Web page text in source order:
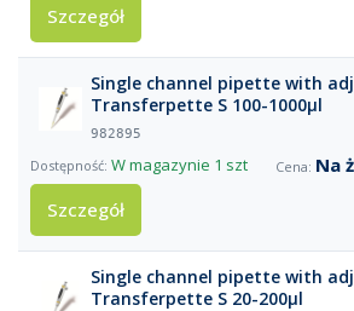
Szczegół
Single channel pipette with
Transferpette S 100-1000µl
982895
W magazynie 1 szt
Na
Szczegół
Single channel pipette with
Transferpette S 20-200µl